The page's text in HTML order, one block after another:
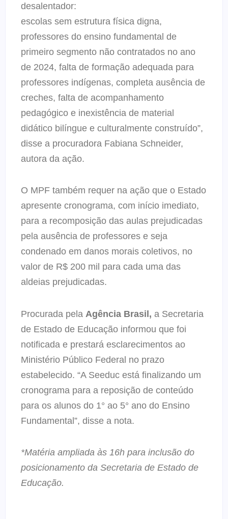
desalentador:
escolas sem estrutura física digna,
professores do ensino fundamental de
primeiro segmento não contratados no ano
de 2024, falta de formação adequada para
professores indígenas, completa ausência de
creches, falta de acompanhamento
pedagógico e inexistência de material
didático bilíngue e culturalmente construído”,
disse a procuradora Fabiana Schneider,
autora da ação.
O MPF também requer na ação que o Estado
apresente cronograma, com início imediato,
para a recomposição das aulas prejudicadas
pela ausência de professores e seja
condenado em danos morais coletivos, no
valor de R$ 200 mil para cada uma das
aldeias prejudicadas.
Procurada pela Agência Brasil, a Secretaria
de Estado de Educação informou que foi
notificada e prestará esclarecimentos ao
Ministério Público Federal no prazo
estabelecido. “A Seeduc está finalizando um
cronograma para a reposição de conteúdo
para os alunos do 1° ao 5° ano do Ensino
Fundamental”, disse a nota.
*Matéria ampliada às 16h para inclusão do
posicionamento da Secretaria de Estado de
Educação.